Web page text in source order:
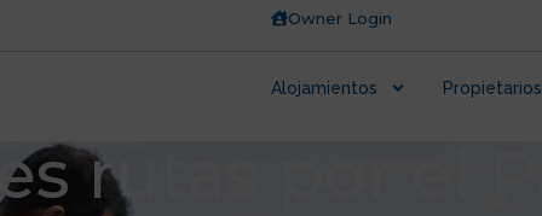
Owner Login
Alojamientos Propietarios
rutas por el